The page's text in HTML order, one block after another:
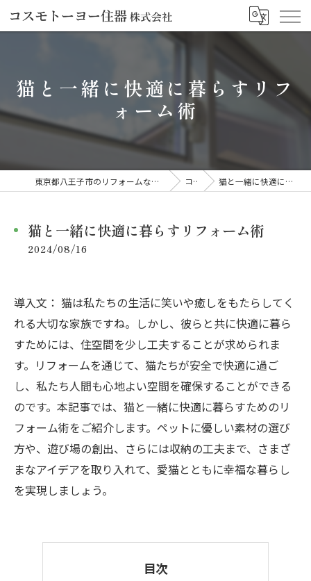
猫と一緒に快適に暮らすリフ
ォーム術
東京都八王子市のリフォームならコスモトーヨー住器株式会社 コラム 猫と一緒に快適に暮らすリフォーム術
猫と一緒に快適に暮らすリフォーム術
2024/08/16
導入文： 猫は私たちの生活に笑いや癒しをもたらしてく
れる大切な家族ですね。しかし、彼らと共に快適に暮ら
すためには、住空間を少し工夫することが求められま
す。リフォームを通じて、猫たちが安全で快適に過ご
し、私たち人間も心地よい空間を確保することができる
のです。本記事では、猫と一緒に快適に暮らすためのリ
フォーム術をご紹介します。ペットに優しい素材の選び
方や、遊び場の創出、さらには収納の工夫まで、さまざ
まなアイデアを取り入れて、愛猫とともに幸福な暮らし
を実現しましょう。
目次